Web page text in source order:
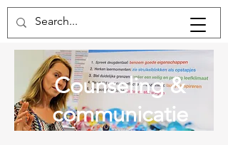
Counseling &
communicatie